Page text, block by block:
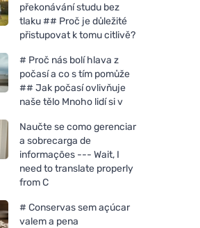
překonávání studu bez
tlaku ## Proč je důležité
přistupovat k tomu citlivě?
# Proč nás bolí hlava z
počasí a co s tím pomůže
## Jak počasí ovlivňuje
naše tělo Mnoho lidí si v
Naučte se como gerenciar
a sobrecarga de
informações --- Wait, I
need to translate properly
from C
# Conservas sem açúcar
valem a pena